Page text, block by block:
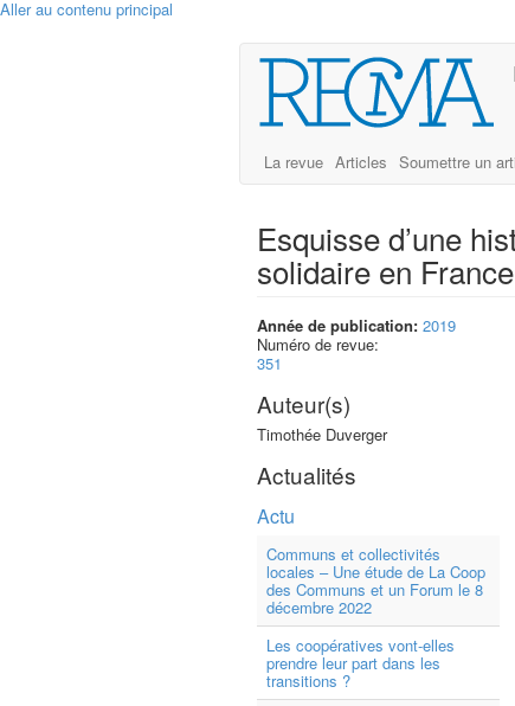
Aller au contenu principal
La revue Articles Soumettre un
Esquisse d’une
solidaire en France
Année de publication: 2019
Numéro de revue:
351
Auteur(s)
Timothée Duverger
Actualités
Actu
Communs et collectivités
locales – Une étude de La Coop
des Communs et un Forum le 8
décembre 2022
Les coopératives vont-elles
prendre leur part dans les
transitions ?